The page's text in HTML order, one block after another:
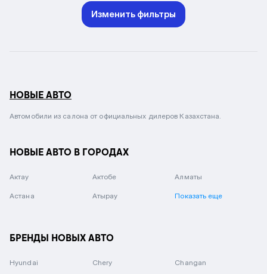
Изменить фильтры
НОВЫЕ АВТО
Автомобили из салона от официальных дилеров Казахстана.
НОВЫЕ АВТО В ГОРОДАХ
Актау Актобе Алматы
Астана Атырау Показать еще
БРЕНДЫ НОВЫХ АВТО
Hyundai Chery Changan